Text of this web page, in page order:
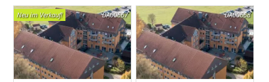
DA00667
Neu im Verkauf! DA00668